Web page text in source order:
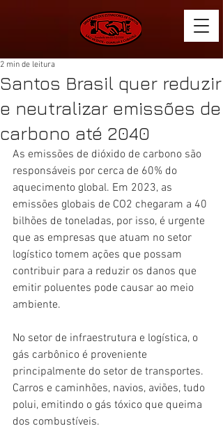
Santos Brasil quer reduzir
e neutralizar emissões de
carbono até 2040
2 min de leitura
As emissões de dióxido de carbono são
responsáveis por cerca de 60% do
aquecimento global. Em 2023, as
emissões globais de CO2 chegaram a 40
bilhões de toneladas, por isso, é urgente
que as empresas que atuam no setor
logístico tomem ações que possam
contribuir para a reduzir os danos que
emitir poluentes pode causar ao meio
ambiente.
No setor de infraestrutura e logística, o
gás carbônico é proveniente
principalmente do setor de transportes.
Carros e caminhões, navios, aviões, tudo
polui, emitindo o gás tóxico que queima
dos combustíveis.